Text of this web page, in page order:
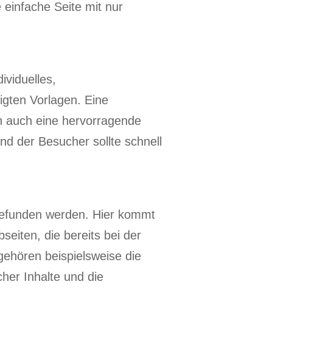
Seite mit nur
Vorlagen. Eine
auch eine hervorragende
der Besucher sollte schnell
werden. Hier kommt
die bereits bei der
beispielsweise die
Inhalte und die